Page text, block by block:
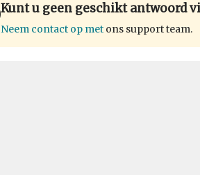
Kunt u geen geschikt antwoord
Neem contact op met ons support team.